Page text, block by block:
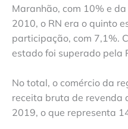
Maranhão, com 10% e
2010, o RN era o quinto
participação, com 7,1%.
estado foi superado pela
No total, o comércio da
receita bruta de revenda
2019, o que representa